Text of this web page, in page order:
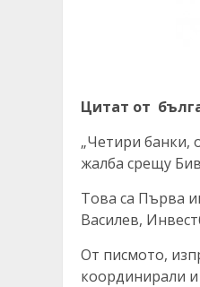
Цитат от
„Четири банки,
жалба срещу
Това са Първа
Василев,
От писмото,
координирали